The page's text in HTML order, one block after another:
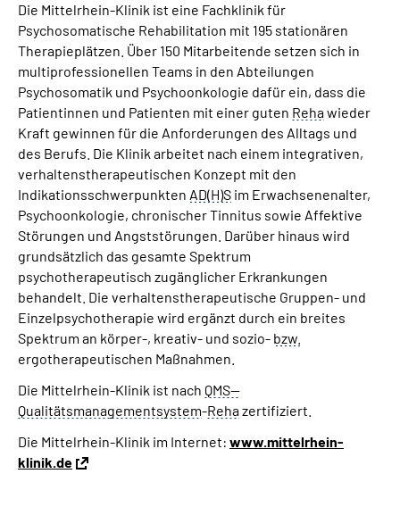
Die Mittelrhein-Klinik ist eine Fachklinik für
Psychosomatische Rehabilitation mit 195 stationären
Therapieplätzen. Über 150 Mitarbeitende setzen sich in
multiprofessionellen Teams in den Abteilungen
Psychosomatik und Psychoonkologie dafür ein, dass die
Patientinnen und Patienten mit einer guten Rehawieder
Kraft gewinnen für die Anforderungen des Alltags und
des Berufs. Die Klinik arbeitet nach einem integrativen,
verhaltenstherapeutischen Konzept mit den
Indikationsschwerpunkten AD(H)S im Erwachsenenalter,
Psychoonkologie, chronischer Tinnitus sowie Affektive
Störungen und Angststörungen. Darüber hinaus wird
grundsätzlich das gesamte Spektrum
psychotherapeutisch zugänglicher Erkrankungen
behandelt. Die verhaltenstherapeutische Gruppen- und
Einzelpsychotherapie wird ergänzt durch ein breites
Spektrum an körper-, kreativ- und sozio- bzw.
ergotherapeutischen Maßnahmen.
Die Mittelrhein-Klinik ist nach QMS--
Qualitätsmanagementsystem-Rehazertifiziert.
Die Mittelrhein-Klinik im Internet: www.mittelrhein-
klinik.de